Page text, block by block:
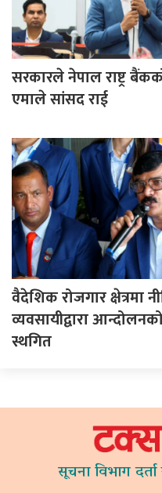
सरकारले नेपाल राष्ट्र
एमाले सांसद राई
वैदेशिक रोजगार क्षेत्रमा
व्यवसायीद्वारा
स्थगित
सूचना विभाग